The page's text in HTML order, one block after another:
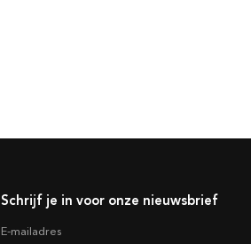
Schrijf je in voor onze nieuwsbrief
E-mailadres